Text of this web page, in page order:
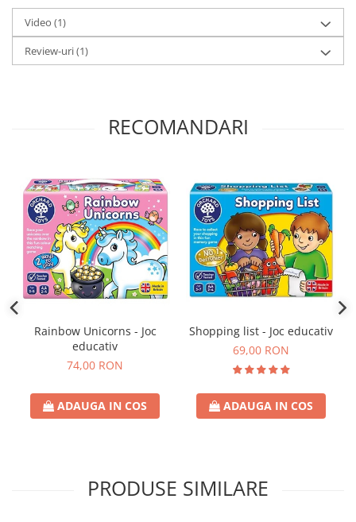
Video (1)
Review-uri(1)
RECOMANDARI
Rainbow Unicorns - Joc
educativ
74,00 RON
ADAUGA IN COS
Shopping list - Joc educativ
69,00 RON
ADAUGA IN COS
PRODUSE SIMILARE